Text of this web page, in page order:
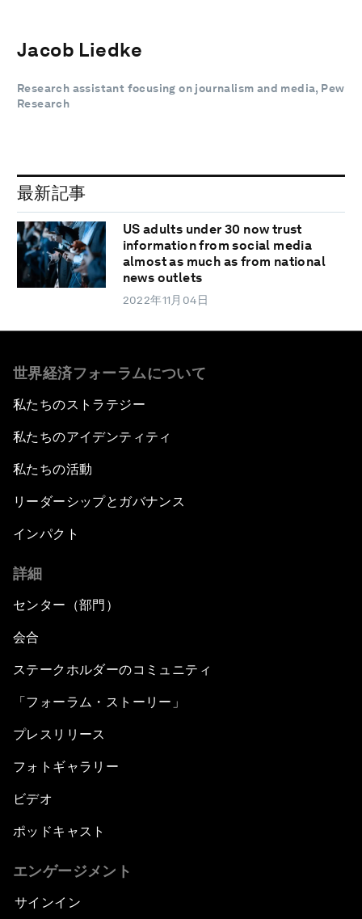
Jacob Liedke
Research assistant focusing on journalism and media, Pew
Research
最新記事
US adults under 30 now trust
information from social media
almost as much as from national
news outlets
2022年11月04日
世界経済フォーラムについて
私たちのストラテジー
私たちのアイデンティティ
私たちの活動
リーダーシップとガバナンス
インパクト
詳細
センター（部門）
会合
ステークホルダーのコミュニティ
「フォーラム・ストーリー」
プレスリリース
フォトギャラリー
ビデオ
ポッドキャスト
エンゲージメント
サインイン